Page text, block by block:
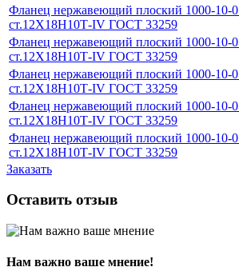
Фланец нержавеющий плоский 1000-10-
ст.12Х18Н10Т-IV ГОСТ 33259
Фланец нержавеющий плоский 1000-10-
ст.12Х18Н10Т-IV ГОСТ 33259
Фланец нержавеющий плоский 1000-10-
ст.12Х18Н10Т-IV ГОСТ 33259
Фланец нержавеющий плоский 1000-10-
ст.12Х18Н10Т-IV ГОСТ 33259
Фланец нержавеющий плоский 1000-10-
ст.12Х18Н10Т-IV ГОСТ 33259
Заказать
Оставить отзыв
Нам важно ваше мнение!